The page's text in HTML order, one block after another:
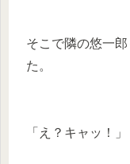
そこで隣の悠一
た。
「え？キャッ！」